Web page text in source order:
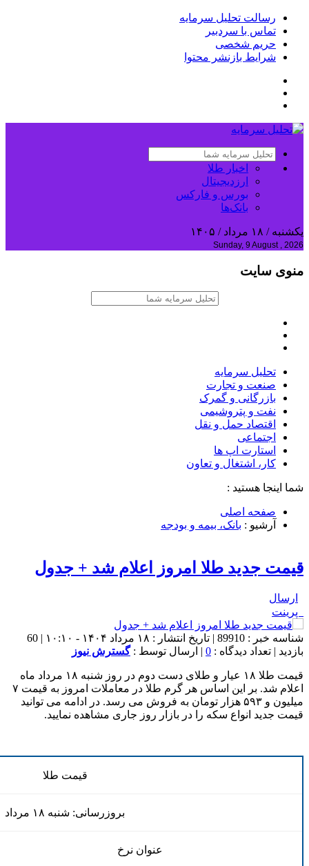
رسالت تحلیل سرمایه
تماس با سردبیر
حریم شخصی
شرایط بازنشر محتوا
اخبار طلا
ارزدیجیتال
بورس و فارکس
بانک‌ها
یکشنبه / ۱۸ مرداد / ۱۴۰۵
Sunday, 9 August , 2026
منوی سایت
تحلیل‌ سرمایه
صنعت و تجارت
بازرگانی و گمرک
نفت و پتروشیمی
اقتصاد حمل و نقل
اجتماعی
استارت اپ ها
کار، اشتغال و تعاون
شما اینجا هستید :
صفحه اصلی
آرشیو : بانک، بیمه و بودجه
قیمت جدید طلا امروز اعلام شد + جدول
ارسال
پرینت
شناسه خبر : 89910 | تاریخ انتشار : ۱۸ مرداد ۱۴۰۴ - ۱۰:۱۰ | 60
بازدید | تعداد دیدگاه : 0 | ارسال توسط :گسترش نیوز
قیمت طلا ۱۸ عیار و طلای دست دوم در روز شنبه ۱۸ مرداد ماه
اعلام شد. بر این اساس هر گرم طلا در معاملات امروز به قیمت ۷
میلیون و ۵۹۳ هزار تومان به فروش می رسد. در ادامه می توانید
قیمت جدید انواع سکه را در بازار روز جاری مشاهده نمایید.
قیمت طلا
بروزرسانی: شنبه ۱۸ مرداد
عنوان نرخ